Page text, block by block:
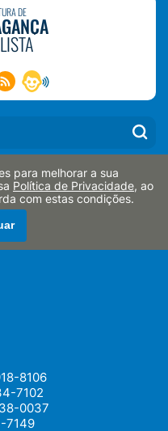
DE
nº 2015, Centro
12914-900
8106
7102
0037
7149
para melhorar a sua
Política de Privacidade, ao
com estas condições.